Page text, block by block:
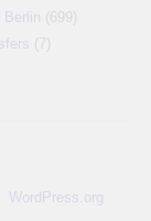
Berlin (699)
(7)
WordPress.org